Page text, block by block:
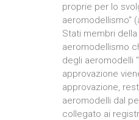
proprie per lo
aeromodellismo"
Stati membri
aeromodellismo
degli aeromodelli
approvazione
approvazione,
aeromodelli dal
collegato ai